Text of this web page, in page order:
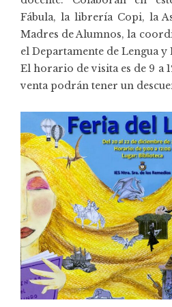
Fábula, la librería Copi, la
Madres de Alumnos, la
el Departamente de Lengua
El horario de visita es de 9 a
venta podrán tener un